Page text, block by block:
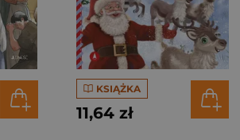
KSIĄŻKA
11,64 zł